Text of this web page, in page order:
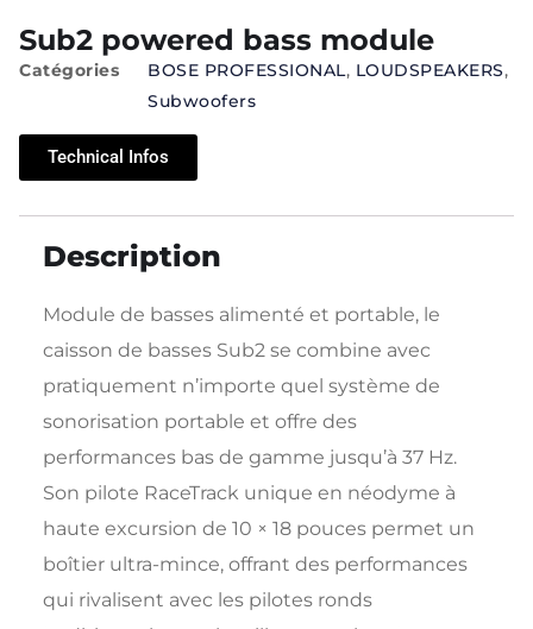
Sub2 powered bass module
Catégories BOSE PROFESSIONAL, LOUDSPEAKERS,
Subwoofers
Technical Infos
Description
Module de basses alimenté et portable, le
caisson de basses Sub2 se combine avec
pratiquement n’importe quel système de
sonorisation portable et offre des
performances bas de gamme jusqu’à 37 Hz.
Son pilote RaceTrack unique en néodyme à
haute excursion de 10 × 18 pouces permet un
boîtier ultra-mince, offrant des performances
qui rivalisent avec les pilotes ronds